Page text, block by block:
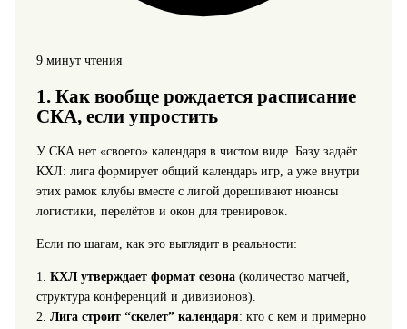
9 минут чтения
1. Как вообще рождается расписание
СКА, если упростить
У СКА нет «своего» календаря в чистом виде. Базу задаёт
КХЛ: лига формирует общий календарь игр, а уже внутри
этих рамок клубы вместе с лигой дорешивают нюансы
логистики, перелётов и окон для тренировок.
Если по шагам, как это выглядит в реальности:
1. КХЛ утверждает формат сезона(количество матчей,
структура конференций и дивизионов).
2. Лига строит “скелет” календаря: кто с кем и примерно